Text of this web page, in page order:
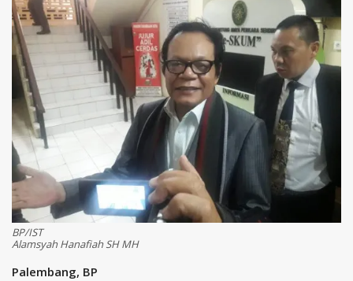
BP/IST
Alamsyah Hanafiah SH MH
Palembang, BP